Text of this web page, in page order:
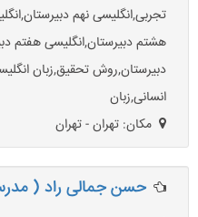
تجربی,انگلیسی نهم
هشتم دبیرستان,انگلیسی هفتم
دبیرستان,روش تحقیق,زبان
انسانی,زبان
مکان: تهران - تهران
حسن جمالی راد (